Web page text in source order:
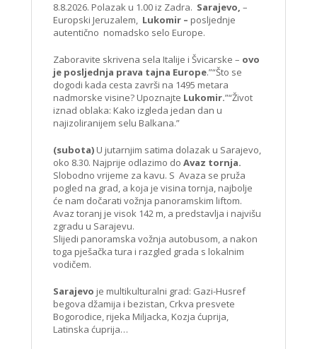
8.8.2026. Polazak u 1.00 iz Zadra. Sarajevo, –
Europski Jeruzalem, Lukomir – posljednje
autentično nomadsko selo Europe.
Zaboravite skrivena sela Italije i Švicarske – ovo
je posljednja prava tajna Europe.”“Što se
dogodi kada cesta završi na 1495 metara
nadmorske visine? Upoznajte Lukomir.”“Život
iznad oblaka: Kako izgleda jedan dan u
najizoliranijem selu Balkana.”
(subota) U jutarnjim satima dolazak u Sarajevo,
oko 8.30. Najprije odlazimo do Avaz tornja.
Slobodno vrijeme za kavu. S Avaza se pruža
pogled na grad, a koja je visina tornja, najbolje
će nam dočarati vožnja panoramskim liftom.
Avaz toranj je visok 142 m, a predstavlja i najvišu
zgradu u Sarajevu.
Slijedi panoramska vožnja autobusom, a nakon
toga pješačka tura i razgled grada s lokalnim
vodičem.
Sarajevo je multikulturalni grad: Gazi-Husref
begova džamija i bezistan, Crkva presvete
Bogorodice, rijeka Miljacka, Kozja ćuprija,
Latinska ćuprija…